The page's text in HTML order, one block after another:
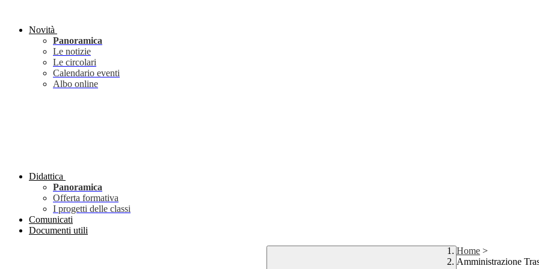
Novità
Panoramica
Le notizie
Le circolari
Calendario eventi
Albo online
Didattica
Panoramica
Offerta formativa
I progetti delle classi
Comunicati
Documenti utili
Home >
Amministrazione